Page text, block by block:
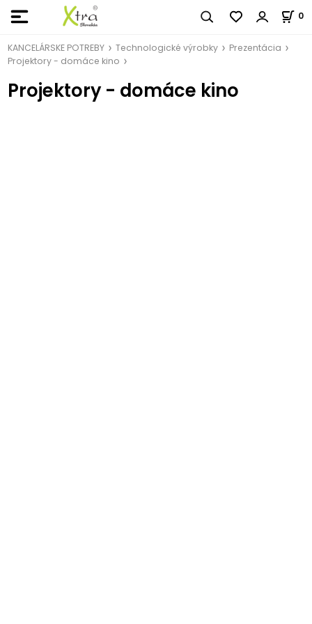
0
KANCELÁRSKE POTREBY Technologické výrobky
Prezentácia
Projektory - domáce kino
Projektory - domáce kino